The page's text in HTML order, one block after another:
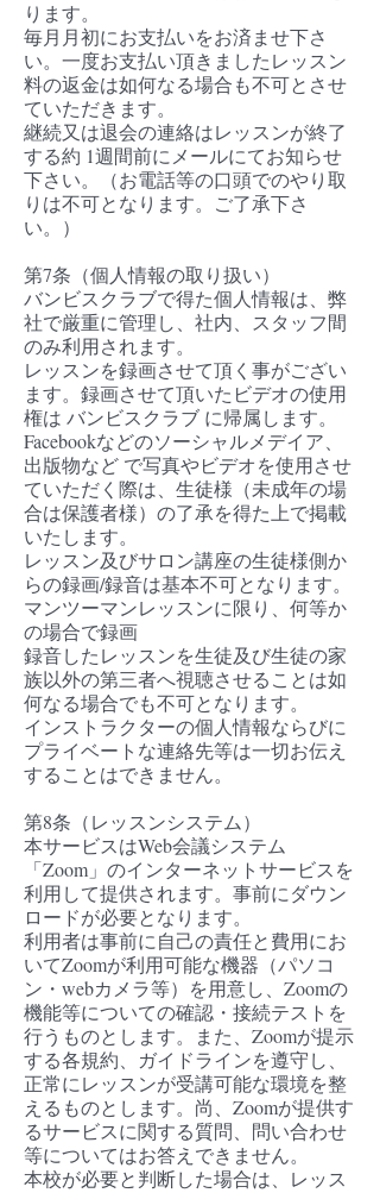
ります。
毎月月初にお支払いをお済ませ下さ
い。一度お支払い頂きましたレッスン
料の返金は如何なる場合も不可とさせ
ていただきます。
継続又は退会の連絡はレッスンが終了
する約 1週間前にメールにてお知らせ
下さい。（お電話等の口頭でのやり取
りは不可となります。ご了承下さ
い。）
第7条（個人情報の取り扱い）
バンビスクラブで得た個人情報は、弊
社で厳重に管理し、社内、スタッフ間
のみ利用されます。
レッスンを録画させて頂く事がござい
ます。録画させて頂いたビデオの使用
権は バンビスクラブ に帰属します。
Facebookなどのソーシャルメデイア、
出版物など で写真やビデオを使用させ
ていただく際は、生徒様（未成年の場
合は保護者様）の了承を得た上で掲載
いたします。​
レッスン及びサロン講座の生徒様側か
らの録画/録音は基本不可となります。
マンツーマンレッスンに限り、何等か
の場合で録画
録音したレッスンを生徒及び生徒の家
族以外の第三者へ視聴させることは如
何なる場合でも不可となります。
インストラクターの個人情報ならびに
プライベートな連絡先等は一切お伝え
することはできません。
第8条（レッスンシステム）​
本サービスはWeb会議システム
「Zoom」のインターネットサービスを
利用して提供されます。事前にダウン
ロードが必要となります。
利用者は事前に自己の責任と費用にお
いてZoomが利用可能な機器（パソコ
ン・webカメラ等）を用意し、Zoomの
機能等についての確認・接続テストを
行うものとします。また、Zoomが提示
する各規約、ガイドラインを遵守し、
正常にレッスンが受講可能な環境を整
えるものとします。尚、Zoomが提供す
るサービスに関する質問、問い合わせ
等についてはお答えできません。
本校が必要と判断した場合は、レッス